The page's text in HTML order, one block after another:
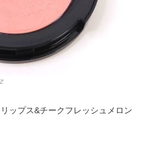
ップス&チークフレッシュメロン